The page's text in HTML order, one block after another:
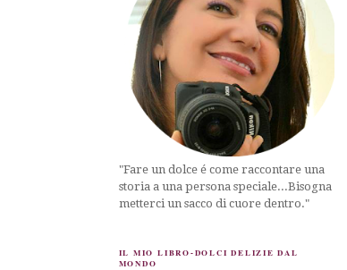
"Fare un dolce é come raccontare una
storia a una persona speciale...Bisogna
metterci un sacco di cuore dentro."
IL MIO LIBRO-DOLCI DELIZIE DAL
MONDO